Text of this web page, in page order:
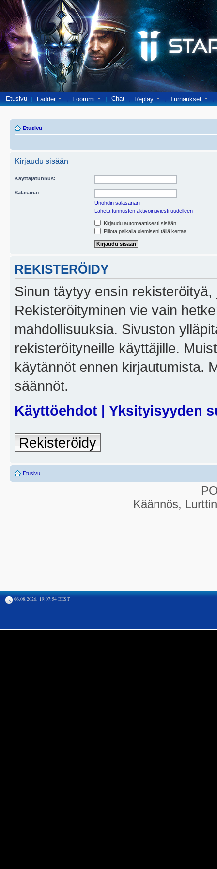
Etusivu Ladder Foorumi Chat Replay Turnaukset
Etusivu
Kirjaudu sisään
Käyttäjätunnus:
Salasana:
Unohdin salasanani
Lähetä tunnusten aktivointiviesti uudelleen
Kirjaudu automaattisesti sisään.
Piilota paikalla olemiseni tällä kertaa
REKISTERÖIDY
Sinun täytyy ensin
Rekisteröityminen vie vain
mahdollisuuksia. Sivuston
rekisteröityneille käyttäjille.
käytännöt ennen kirjautumista.
säännöt.
Käyttöehdot | Yksityisyyden
Rekisteröidy
Etusivu
Käännös,
06.08.2026, 19:07:54 EEST